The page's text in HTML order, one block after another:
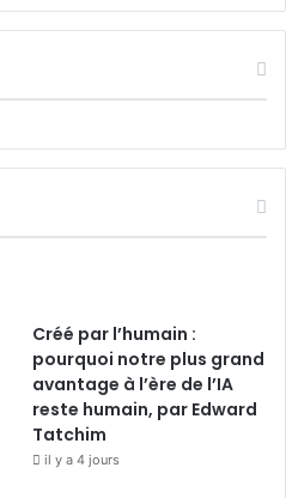
Créé par l’humain :
pourquoi notre plus grand
avantage à l’ère de l’IA
reste humain, par Edward
Tatchim
il y a 4 jours